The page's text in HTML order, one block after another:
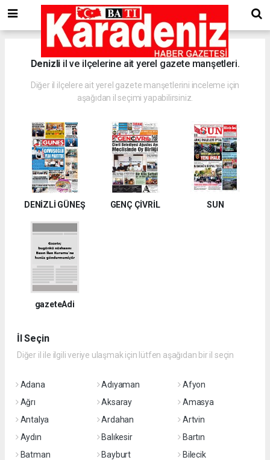
Denizli il ve ilçelerine ait yerel gazete manşetleri.
Diğer il ilçelere ait yerel gazete manşetlerini inceleme için
aşağıdan il seçimi yapabilirsiniz.
DENİZLİ GÜNEŞ GENÇ ÇİVRİL SUN
gazeteAdi
İl Seçin
Diğer il ile ilgili veriye ulaşmak için lütfen aşağıdan bir il seçin
Adana Adıyaman
Afyon
Ağrı
Aksaray
Amasya
Antalya
Ardahan
Artvin
Aydın
Balıkesir
Bartın
Batman
Bayburt
Bilecik